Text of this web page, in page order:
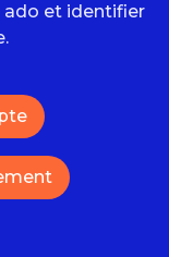
ado et identifier